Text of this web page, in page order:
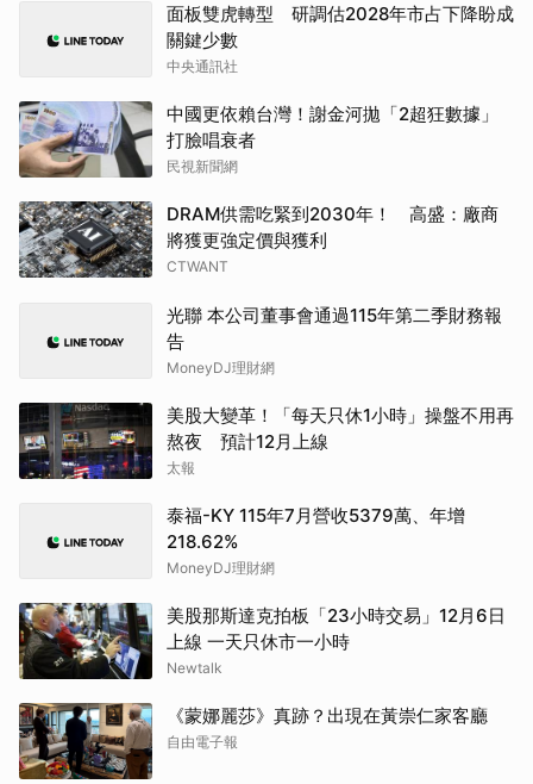
面板雙虎轉型 研調估2028年市占下降盼成
關鍵少數
中央通訊社
中國更依賴台灣！謝金河拋「2超狂數據」
打臉唱衰者
民視新聞網
DRAM供需吃緊到2030年！ 高盛：廠商
將獲更強定價與獲利
CTWANT
光聯 本公司董事會通過115年第二季財務報
告
MoneyDJ理財網
美股大變革！「每天只休1小時」操盤不用再
熬夜 預計12月上線
太報
泰福-KY 115年7月營收5379萬、年增
218.62%
MoneyDJ理財網
美股那斯達克拍板「23小時交易」12月6日
上線 一天只休市一小時
Newtalk
《蒙娜麗莎》真跡？出現在黃崇仁家客廳
自由電子報